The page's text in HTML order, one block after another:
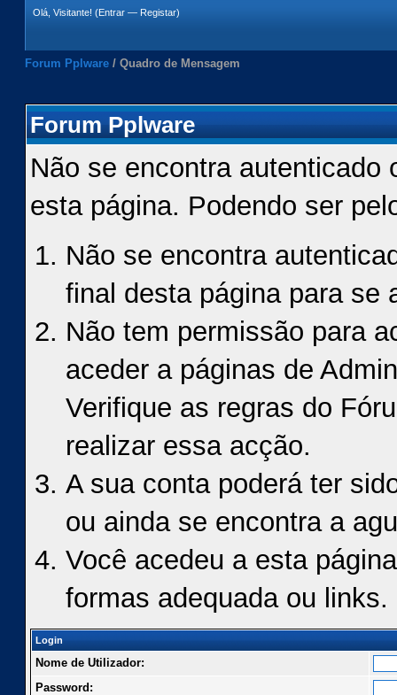
Olá, Visitante! (Entrar — Registar)
Forum Pplware / Quadro de Mensagem
Forum Pplware
Não se encontra autenticado
esta página. Podendo ser
Não se encontra
final desta página para se
Não tem permissão para
aceder a páginas de
Verifique as regras do
realizar essa acção.
A sua conta poderá ter
ou ainda se encontra a
Você acedeu a esta
formas adequada ou links.
Login
Nome de Utilizador:
Password: